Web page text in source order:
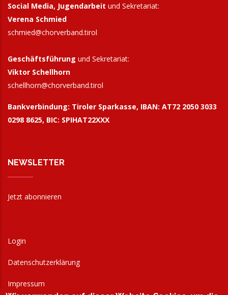
25. Dezember 2026
10:00
Gemischter Chor Allerheiligen:
Georgenberg“
Social Media, Jugendarbeit und Sekretariat:
Verena Schmied
schmied@chorverband.tirol
Geschäftsführung und Sekretariat:
Viktor Schellhorn
schellhorn@chorverband.tirol
Bankverbindung: Tiroler Sparkasse, IBAN: AT72 2050 3033
0298 8625, BIC: SPIHAT22XXX
NEWSLETTER
Jetzt abonnieren
Login
Datenschutzerklärung
Impressum